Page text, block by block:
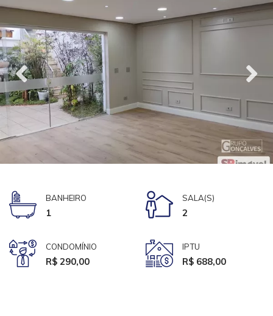
BANHEIRO
1
SALA(S)
2
CONDOMÍNIO
R$ 290,00
IPTU
R$ 688,00